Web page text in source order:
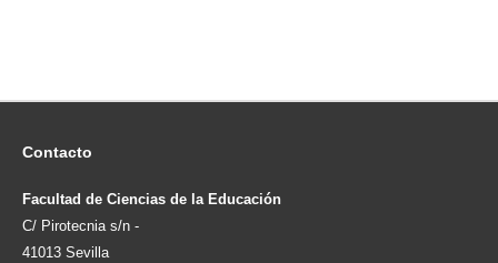
Contacto
Facultad de Ciencias de la Educación
C/ Pirotecnia s/n -
41013 Sevilla